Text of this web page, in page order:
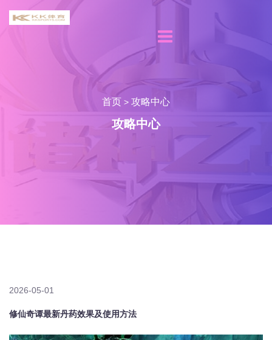
首页 > 攻略中心
攻略中心
2026-05-01
修仙奇谭最新丹药效果及使用方法